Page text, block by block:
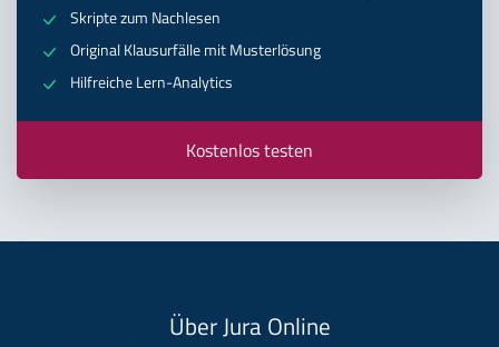
Skripte zum Nachlesen
Original Klausurfälle mit Musterlösung
Hilfreiche Lern-Analytics
Kostenlos testen
Über Jura Online